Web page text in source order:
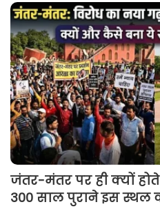
जंतर-मंतर पर ही क्यों
300 साल पुराने इस स्थल